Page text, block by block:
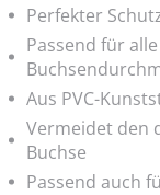
Perfekter
Passend für
Aus PVC-
Vermeidet den
Buchse
Passend auch